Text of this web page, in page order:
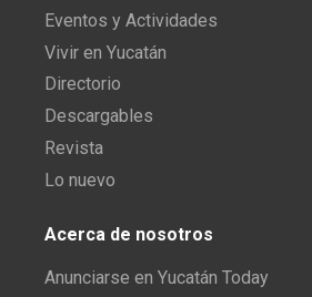
Eventos y Actividades
Vivir en Yucatán
Directorio
Descargables
Revista
Lo nuevo
Acerca de nosotros
Anunciarse en Yucatán Today